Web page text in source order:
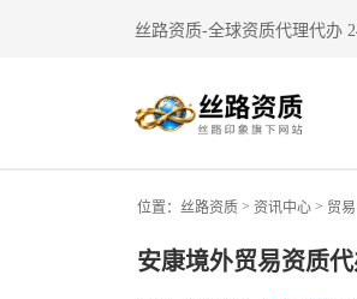
丝路资质-全球资质代理代办
位置： 丝路资质 > 资讯中心 > 贸易
安康境外贸易资质代